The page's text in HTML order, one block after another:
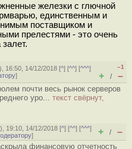
железки с глючной
единственным и
поставщиком и
прелестями - это очень
), 16:50, 14/12/2018 [^] [^^] [^^^]
]
–1
+ / –
почти весь рынок серверов
уро... текст свёрнут,
), 19:10, 14/12/2018 [^] [^^] [^^^]
] + / –
финансовую отчетность